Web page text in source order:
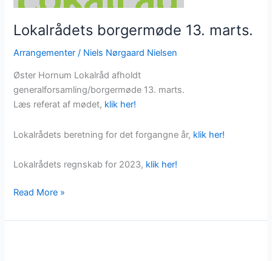
Lokalrådets borgermøde 13. marts.
Arrangementer / Niels Nørgaard Nielsen
Øster Hornum Lokalråd afholdt
generalforsamling/borgermøde 13. marts.
Læs referat af mødet, klik her!
Lokalrådets beretning for det forgangne år, klik her!
Lokalrådets regnskab for 2023, klik her!
Lokalrådets
13.
Read More »